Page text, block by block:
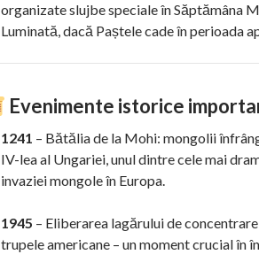
organizate slujbe speciale în Săptămâna
Luminată, dacă Paștele cade în perioada
Evenimente istorice
1241 – Bătălia de la Mohi: mongolii
IV-lea al Ungariei, unul dintre cele mai
invaziei mongole în Europa.
1945 – Eliberarea lagărului de
trupele americane – un moment crucial în